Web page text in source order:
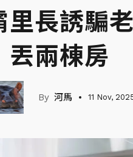
長誘騙
丟兩棟房
河馬 11 Nov,